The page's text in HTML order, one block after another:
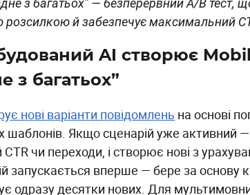
з багатьох” — безперервний A/B тест,
й забезпечує максимальний
AI створює
з багатьох”
нові варіанти повідомлень на основі
шаблонів. Якщо сценарій уже активний —
чи переходи, і створює нові з
запускається вперше — бере за основу
одразу десятки нових. Для